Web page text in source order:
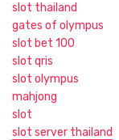
slot thailand
gates of olympus
slot bet 100
slot qris
slot olympus
mahjong
slot
slot server thailand